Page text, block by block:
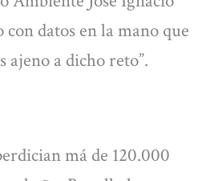
datos en la mano que
ajeno a dicho reto”.
má de 120.000